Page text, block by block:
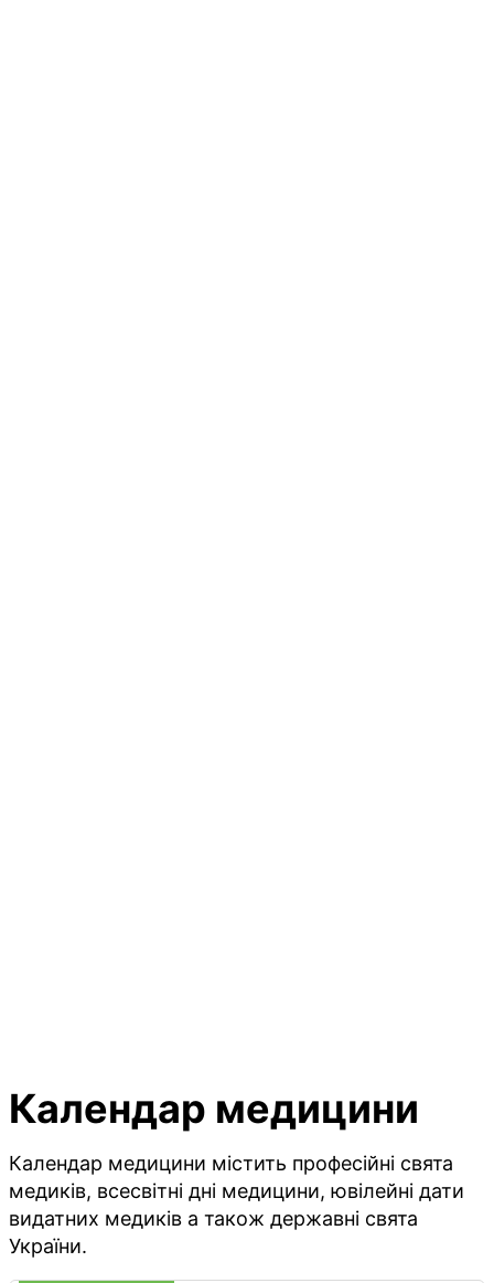
Календар медицини
Календар медицини містить професійні свята
медиків, всесвітні дні медицини, ювілейні дати
видатних медиків а також державні свята
України.